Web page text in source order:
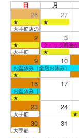
日 月
26 27
★ ★
大手筋店のみ営業
2 3
★
クイック料金
大手筋
★
9 10
お盆休み（全店お休み）
★
16 17
お盆休み（全店お休み）
★
23 24
大手筋 ★
30 31
大手筋